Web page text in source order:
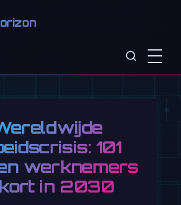
101
werknemers
in 2030